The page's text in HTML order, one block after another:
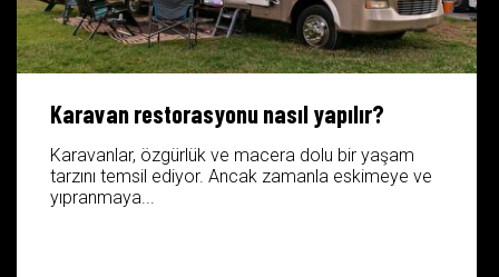
Karavan restorasyonu nasıl yapılır?
Karavanlar, özgürlük ve macera dolu bir yaşam
tarzını temsil ediyor. Ancak zamanla eskimeye ve
yıpranmaya...